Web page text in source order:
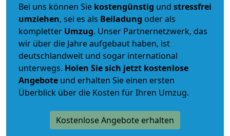
Bei uns können Sie kostengünstig und stressfrei
umziehen, sei es als Beiladung oder als
kompletter Umzug. Unser Partnernetzwerk, das
wir über die Jahre aufgebaut haben, ist
deutschlandweit und sogar international
unterwegs. Holen Sie sich jetzt kostenlose
Angebote und erhalten Sie einen ersten
Überblick über die Kosten für Ihren Umzug.
Kostenlose Angebote erhalten